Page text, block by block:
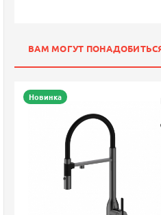
ВАМ МОГУТ
Новинка